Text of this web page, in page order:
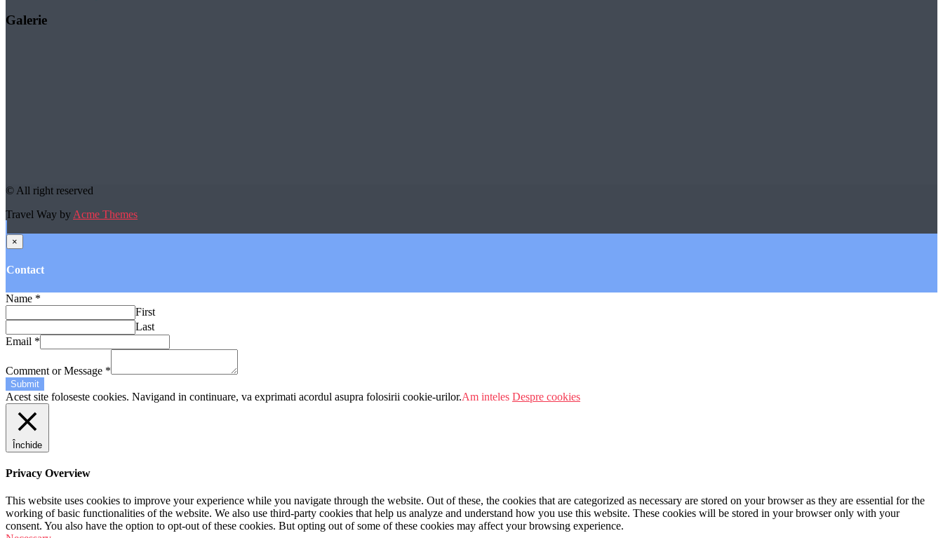
Galerie
© All right reserved
Travel Way by Acme Themes
×
Contact
Name *
First
Last
Email *
Comment or Message *
Submit
Acest site foloseste cookies. Navigand in continuare, va exprimati acordul asupra folosirii cookie-urilor.Am inteles Despre cookies
Închide
Privacy Overview
This website uses cookies to improve your experience while you navigate through the website. Out of these, the cookies that are categorized as necessary are stored on your browser as they are essential for the
working of basic functionalities of the website. We also use third-party cookies that help us analyze and understand how you use this website. These cookies will be stored in your browser only with your
consent. You also have the option to opt-out of these cookies. But opting out of some of these cookies may affect your browsing experience.